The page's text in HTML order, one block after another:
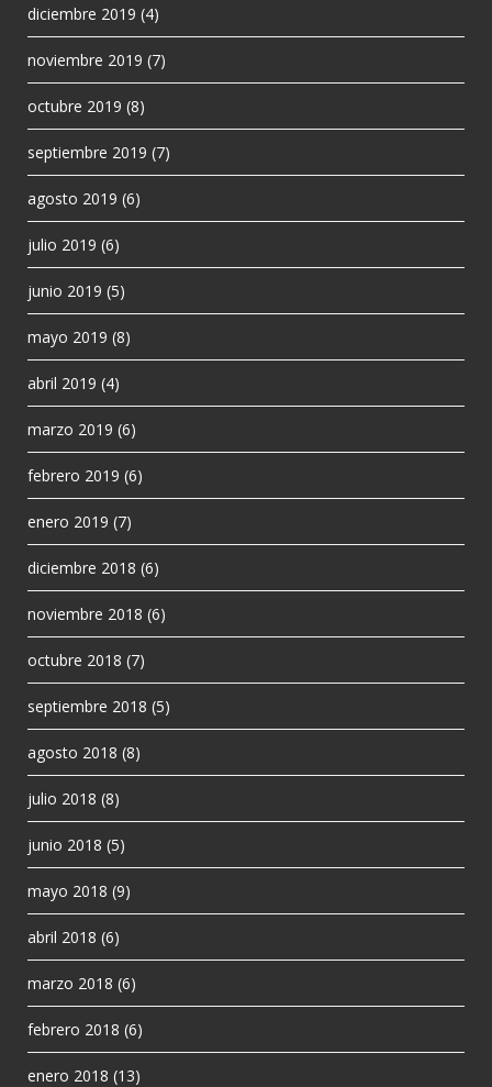
diciembre 2019 (4)
noviembre 2019 (7)
octubre 2019 (8)
septiembre 2019 (7)
agosto 2019 (6)
julio 2019 (6)
junio 2019 (5)
mayo 2019 (8)
abril 2019 (4)
marzo 2019 (6)
febrero 2019 (6)
enero 2019 (7)
diciembre 2018 (6)
noviembre 2018 (6)
octubre 2018 (7)
septiembre 2018 (5)
agosto 2018 (8)
julio 2018 (8)
junio 2018 (5)
mayo 2018 (9)
abril 2018 (6)
marzo 2018 (6)
febrero 2018 (6)
enero 2018 (13)